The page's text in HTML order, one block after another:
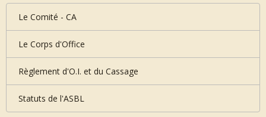
Le Comité - CA
Le Corps d'Office
Règlement d'O.I. et du Cassage
Statuts de l'ASBL